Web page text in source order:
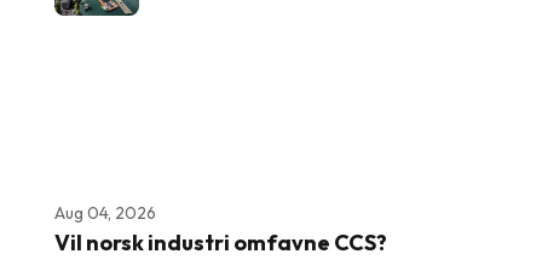
Aug 04, 2026
Vil norsk industri omfavne CCS?